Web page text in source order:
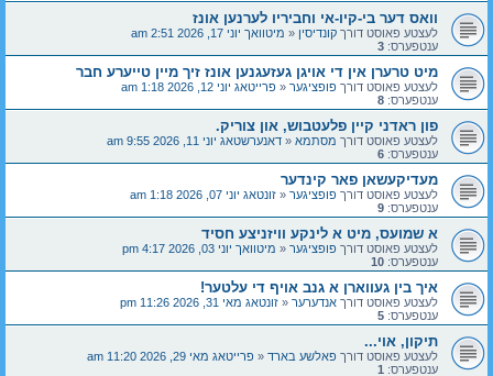
וואס דער בי-קיו-אי וחביריו לערנען אונז
לעצטע פאוסט דורך קונדיסין « מיטוואך יוני 17, 2026 2:51 am
ענטפערס: 3
מיט טרערן אין די אויגן געזעגנען אונז זיך מיין טייערע חבר
לעצטע פאוסט דורך פופציגער « פרייטאג יוני 12, 2026 1:18 am
ענטפערס: 8
פון ראדני קיין פלעטבוש, און צוריק.
לעצטע פאוסט דורך מסתמא « דאנערשטאג יוני 11, 2026 9:55 am
ענטפערס: 6
מעדיקעשאן פאר קינדער
לעצטע פאוסט דורך פופציגער « זונטאג יוני 07, 2026 1:18 am
ענטפערס: 9
א שמועס, מיט א לינקע וויזניצע חסיד
לעצטע פאוסט דורך פופציגער « מיטוואך יוני 03, 2026 4:17 pm
ענטפערס: 10
איך בין געווארן א גנב אויף די עלטער!
לעצטע פאוסט דורך אנדערער « זונטאג מאי 31, 2026 11:26 pm
ענטפערס: 5
תיקון, אוי...
לעצטע פאוסט דורך פאלשע בארד « פרייטאג מאי 29, 2026 11:20 am
ענטפערס: 1